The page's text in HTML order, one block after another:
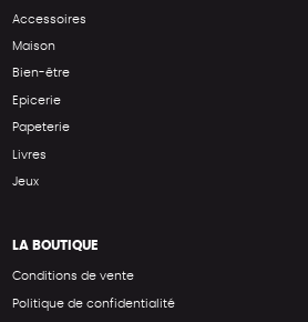
Accessoires
Maison
Bien-être
Epicerie
Papeterie
Livres
Jeux
LA BOUTIQUE
Conditions de vente
Politique de confidentialité